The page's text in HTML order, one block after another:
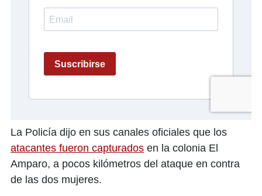
La Policía dijo en sus canales oficiales que los
atacantes fueron capturados en la colonia El
Amparo, a pocos kilómetros del ataque en contra
de las dos mujeres.